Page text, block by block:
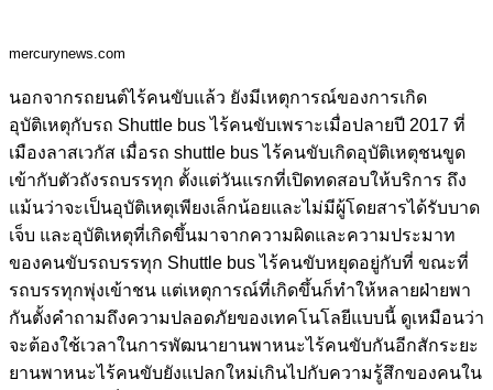
mercurynews.com
นอกจากรถยนต์ไร้คนขับแล้ว ยังมีเหตุการณ์ของการเกิด
อุบัติเหตุกับรถ Shuttle bus ไร้คนขับเพราะเมื่อปลายปี 2017 ที่
เมืองลาสเวกัส เมื่อรถ shuttle bus ไร้คนขับเกิดอุบัติเหตุชนขูด
เข้ากับตัวถังรถบรรทุก ตั้งแต่วันแรกที่เปิดทดสอบให้บริการ ถึง
แม้นว่าจะเป็นอุบัติเหตุเพียงเล็กน้อยและไม่มีผู้โดยสารได้รับบาด
เจ็บ และอุบัติเหตุที่เกิดขึ้นมาจากความผิดและความประมาท
ของคนขับรถบรรทุก Shuttle bus ไร้คนขับหยุดอยู่กับที่ ขณะที่
รถบรรทุกพุ่งเข้าชน แต่เหตุการณ์ที่เกิดขึ้นก็ทำให้หลายฝ่ายพา
กันตั้งคำถามถึงความปลอดภัยของเทคโนโลยีแบบนี้ ดูเหมือนว่า
จะต้องใช้เวลาในการพัฒนายานพาหนะไร้คนขับกันอีกสักระยะ
ยานพาหนะไร้คนขับยังแปลกใหม่เกินไปกับความรู้สึกของคนใน